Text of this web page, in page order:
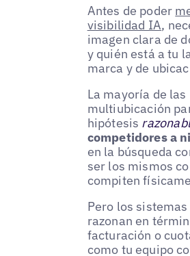
Antes de poder
visibilidad IA,
imagen clara de
y quién está a tu
marca y de
La mayoría de
multiubicación
hipótesis
competidores a
en la búsqueda
ser los mismos
compiten
Pero los
razonan en
facturación o
como tu equipo